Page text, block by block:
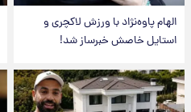
الهام پاوه‌نژاد با ورزش لاکچری و
استایل خاصش خبرساز شد!